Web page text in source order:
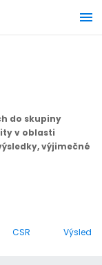
do skupiny
v oblasti
výjimečné
CSR